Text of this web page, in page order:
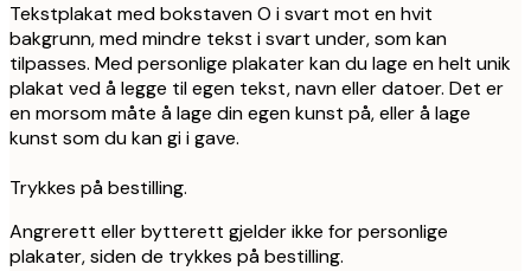
Tekstplakat med bokstaven O i svart mot en hvit
bakgrunn, med mindre tekst i svart under, som kan
tilpasses. Med personlige plakater kan du lage en helt unik
plakat ved å legge til egen tekst, navn eller datoer. Det er
en morsom måte å lage din egen kunst på, eller å lage
kunst som du kan gi i gave.
Trykkes på bestilling.
Angrerett eller bytterett gjelder ikke for personlige
plakater, siden de trykkes på bestilling.